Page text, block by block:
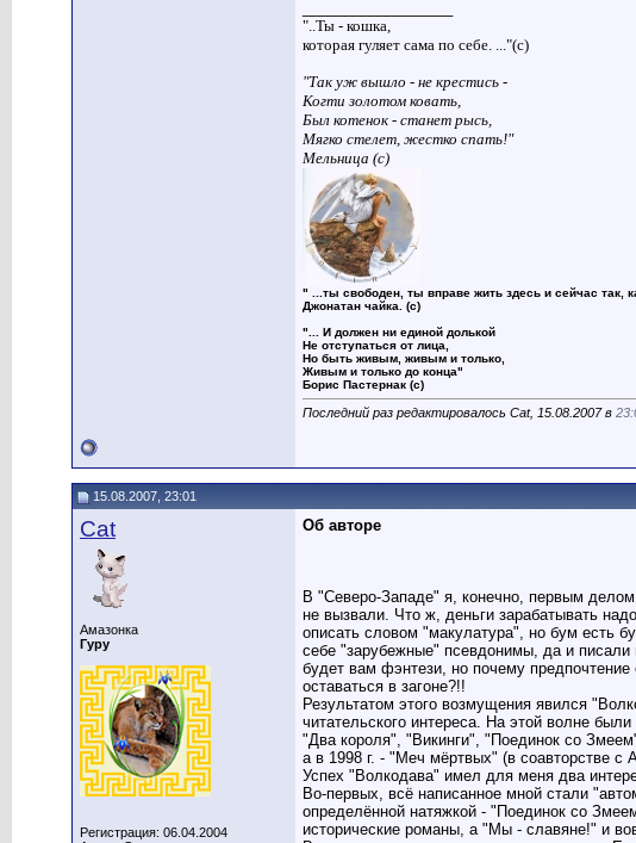
"..Ты - кошка,
которая гуляет сама по себе. ..."(с)
"Так уж вышло - не крестись -
Когти золотом ковать,
Был котенок - станет рысь,
Мягко стелет, жестко спать!"
Мельница (с)
" ...ты свободен, ты вправе жить здесь и сейчас так,
Джонатан чайка. (с)
"... И должен ни единой долькой
Не отступаться от лица,
Но быть живым, живым и только,
Живым и только до конца"
Борис Пастернак (с)
Последний раз редактировалось Cat, 15.08.2007 в
15.08.2007, 23:01
Cat
Амазонка
Гуру
Регистрация: 06.04.2004
Об авторе
В "Северо-Западе" я, конечно, первым
не вызвали. Что ж, деньги зарабатывать
описать словом "макулатура", но бум есть
себе "зарубежные" псевдонимы, да и писали
будет вам фэнтези, но почему
оставаться в загоне?!!
Результатом этого возмущения явился
читательского интереса. На этой волне
"Два короля", "Викинги", "Поединок со
а в 1998 г. - "Меч мёртвых" (в соавторстве с
Успех "Волкодава" имел для меня два
Во-первых, всё написанное мной стали
определённой натяжкой - "Поединок со
исторические романы, а "Мы - славяне!" и